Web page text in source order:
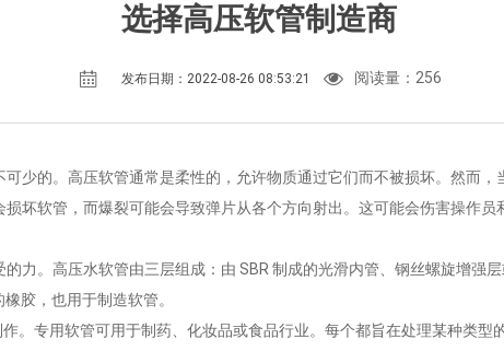
选择高压软管制造商
发布日期：2022-08-26 08:53:21 阅读量： 256
少的。高压软管通常是柔性的，允许物质通过它们而不被损坏。然而
坏软管，而爆裂可能会导致弹片从各个方向射出。这可能会伤害操作员
力。高压水软管由三层组成：由 SBR 制成的光滑内管、钢丝螺旋增强
胶，也用于制造软管。
。专用软管可用于制药、化妆品或食品行业。每个都旨在处理某种类型